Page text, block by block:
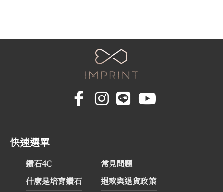
快速選單
鑽石4C
什麼是培育鑽石
常見問題
退款與退貨政策